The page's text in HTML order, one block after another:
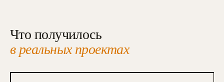
Что получилось
в реальных проектах